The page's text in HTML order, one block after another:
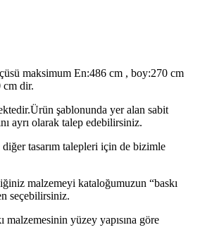
maksimum En:486 cm , boy:270 cm
cm dir.
şablonunda yer alan sabit
ayrı olarak talep edebilirsiniz.
tasarım talepleri için de bizimle
malzemeyi kataloğumuzun “baskı
seçebilirsiniz.
malzemesinin yüzey yapısına göre